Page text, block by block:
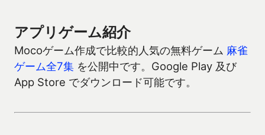
アプリゲーム紹介
Mocoゲーム作成で比較的人気の無料ゲーム 麻雀
ゲーム全7集 を公開中です。Google Play 及び
App Store でダウンロード可能です。